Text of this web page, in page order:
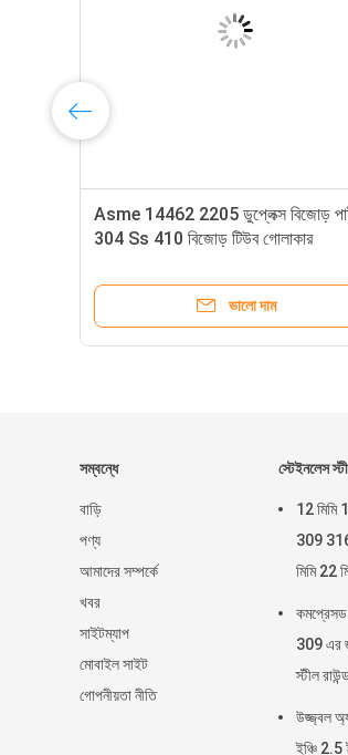
Asme 14462 2205 ডুপ্লেক্স বিজোড়
304 Ss 410 বিজোড় টিউব গোলাকার
ভালো দাম
সম্বন্ধে
বাড়ি
পণ্য
আমাদের সম্পর্কে
খবর
সাইটম্যাপ
মোবাইল সাইট
গোপনীয়তা নীতি
স্টেইনলেস
12 মিমি
309 316
মিমি 22
309 এর
স্টীল
উজ্জ্বল
ইঞ্চি